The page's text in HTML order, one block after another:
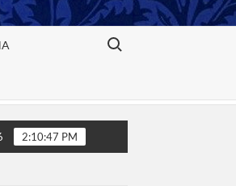
Search for:
bilasizmi
2:10:48 PM